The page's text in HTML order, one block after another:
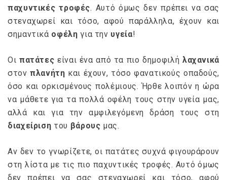
παχυντικές τροφές. Αυτό όμως δεν πρέπει να σας
στεναχωρεί και τόσο, αφού παράλληλα, έχουν και
σημαντικά οφέλη για την υγεία!
Οι πατάτες είναι ένα από τα πιο δημοφιλή λαχανικά
στονπλανήτη και έχουν, τόσο φανατικούς οπαδούς,
όσο και ορκισμένους πολέμιους. Ήρθε λοιπόν η ώρα
να μάθετε για τα πολλά οφέλη τους στην υγεία μας,
αλλά και για την αμφιλεγόμενη δράση τους στη
διαχείριση του βάρους μας.
Αν δεν το γνωρίζετε, οι πατάτες συχνά φιγουράρουν
στη λίστα με τις πιο παχυντικές τροφές. Αυτό όμως
δεν πρέπει να σας στεναχωρεί και τόσο, αφού